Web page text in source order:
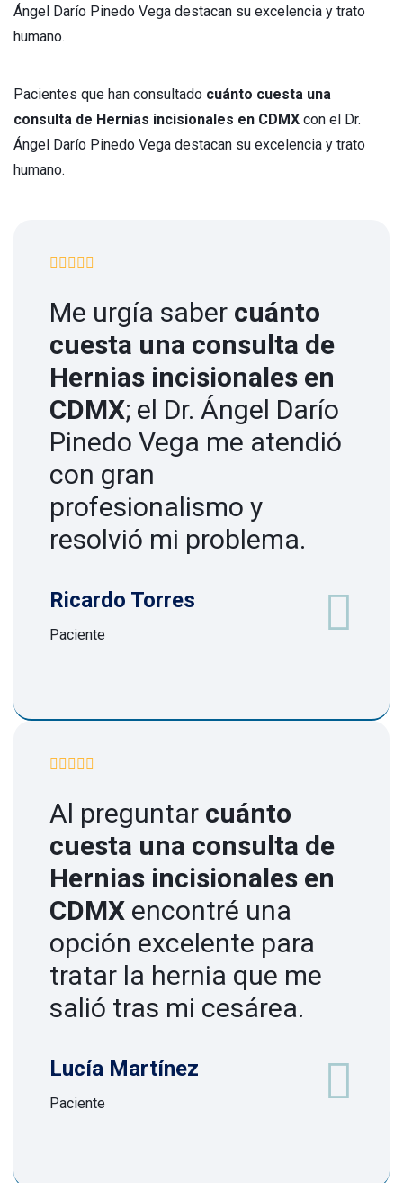
Ángel Darío Pinedo Vega destacan su excelencia y trato
humano.
Pacientes que han consultado cuánto cuesta una
consulta de Hernias incisionales en CDMX con el Dr.
Ángel Darío Pinedo Vega destacan su excelencia y trato
humano.
Me urgía saber cuánto
cuesta una consulta de
Hernias incisionales en
CDMX; el Dr. Ángel Darío
Pinedo Vega me atendió
con gran
profesionalismo y
resolvió mi problema.
Ricardo Torres
Paciente
Al preguntar cuánto
cuesta una consulta de
Hernias incisionales en
CDMX encontré una
opción excelente para
tratar la hernia que me
salió tras mi cesárea.
Lucía Martínez
Paciente